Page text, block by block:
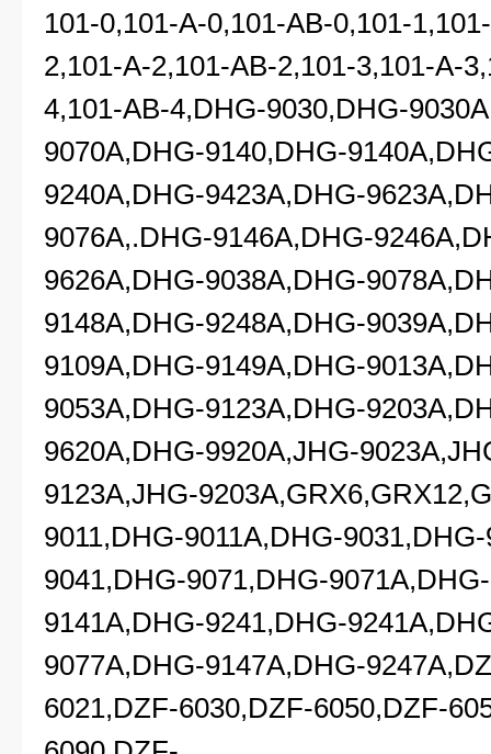
101-0,101-A-0,101-AB-0,101-
2,101-A-2,101-AB-2,101-3,101-A-
4,101-AB-4,DHG-9030,DHG-
9070A,DHG-9140,DHG-
9240A,DHG-9423A,DHG-
9076A,.DHG-9146A,DHG-
9626A,DHG-9038A,DHG-
9148A,DHG-9248A,DHG-
9109A,DHG-9149A,DHG-
9053A,DHG-9123A,DHG-
9620A,DHG-9920A,JHG-
9123A,JHG-
9011,DHG-9011A,DHG-
9041,DHG-9071,DHG-
9141A,DHG-9241,DHG-
9077A,DHG-9147A,DHG-
6021,DZF-6030,DZF-6050,DZF-